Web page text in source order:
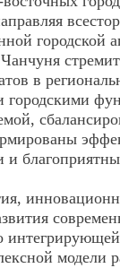
городской
в
городскими
модели